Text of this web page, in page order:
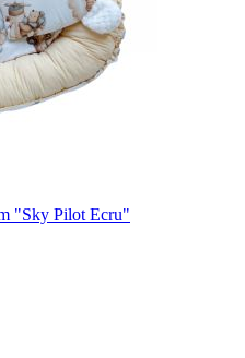
"Sky Pilot Ecru"